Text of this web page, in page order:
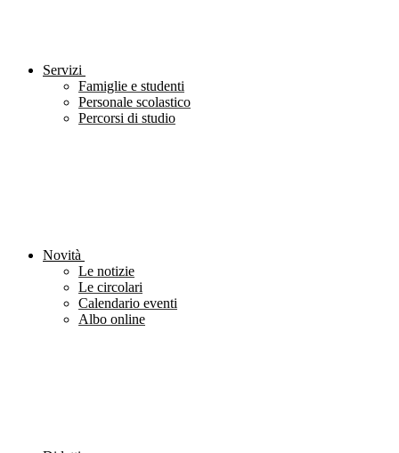
Servizi
Famiglie e studenti
Personale scolastico
Percorsi di studio
Novità
Le notizie
Le circolari
Calendario eventi
Albo online